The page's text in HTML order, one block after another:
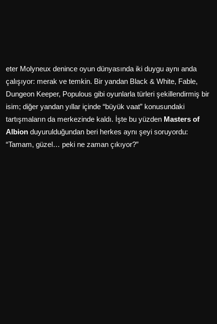
eter Molyneux denince oyun dünyasında iki duygu aynı anda
çalışıyor: merak ve temkin. Bir yandan Black & White, Fable,
Dungeon Keeper, Populous gibi oyunlarla türleri şekillendirmiş bir
isim; diğer yandan yıllar içinde “büyük vaat” konusundaki
tartışmaların da merkezinde kaldı. İşte bu yüzden Masters of
Albion duyurulduğundan beri herkes aynı şeyi soruyordu:
“Tamam, güzel… peki ne zaman çıkıyor?”